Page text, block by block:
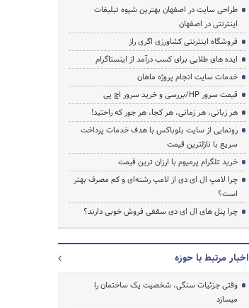
طراحی سایت در اصفهان بهترین شیوه تبلیغات
اینترنتی در اصفهان
فروشگاه اینترنتی کشاورزی اگری راز
ایده های طلایی برای کسب درآمد از اینستاگرام
خدمات سایت انجام پروژه ماهان
قیمت سرور HP/بررسی و خرید سرور اچ پی
هر زبانی، هر زمانی، هر کجا، هر جور که راحتید!
رونمایی از سایت بلوباکس با هدف خدمات پرداخت
سریع با نازلترین قیمت
خرید تلگرام پرمیوم با ارزان ترین قیمت
چرا لامپ ال ای دی از لامپ رشته‌ای و کم مصرف بهتر
است؟
چرا پنل های ال ای دی سقفی فروش خوبی دارند؟
اخبار مرتبط با حوزه
وقتی جزئیات سنگی، شخصیت یک ساختمان را
میسازد